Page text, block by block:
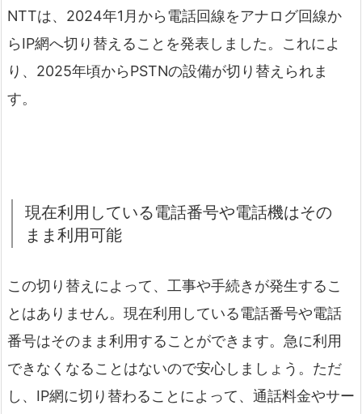
NTTは、2024年1月から電話回線をアナログ回線か
らIP網へ切り替えることを発表しました。これによ
り、2025年頃からPSTNの設備が切り替えられま
す。
現在利用している電話番号や電話機はその
まま利用可能
この切り替えによって、工事や手続きが発生するこ
とはありません。現在利用している電話番号や電話
番号はそのまま利用することができます。急に利用
できなくなることはないので安心しましょう。ただ
し、IP網に切り替わることによって、通話料金やサー